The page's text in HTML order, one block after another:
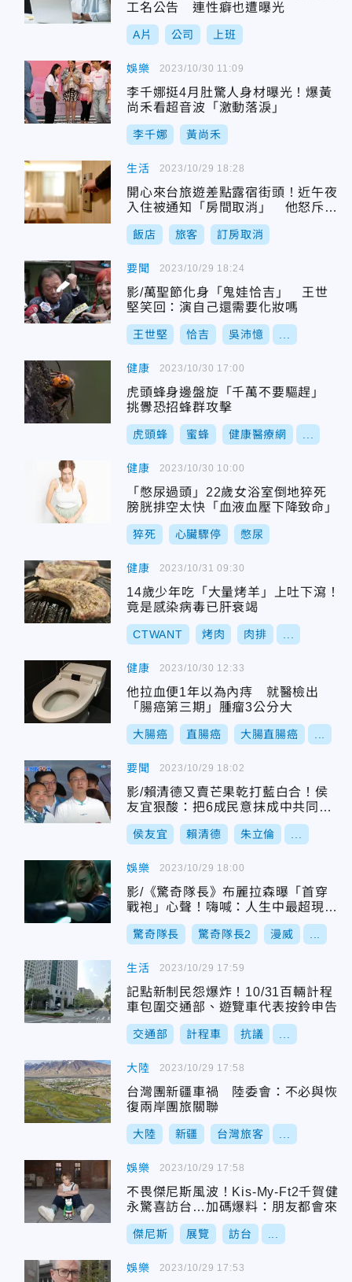
工名公告 連性癖也遭曝光
A片 公司 上班
娛樂
李千娜挺4月肚驚人身材曝光！爆黃
尚禾看超音波「激動落淚」
李千娜 黃尚禾
2023/10/30 11:09
生活
開心來台旅遊差點露宿街頭！近午夜
入住被通知「房間取消」 他怒斥飯
店不負責任
飯店 旅客 訂房取消
2023/10/29 18:28
要聞
影/萬聖節化身「鬼娃恰吉」 王世
堅笑回：演自己還需要化妝嗎
王世堅 恰吉 吳沛憶
2023/10/29 18:24
健康
虎頭蜂身邊盤旋「千萬不要驅趕」
挑釁恐招蜂群攻擊
虎頭蜂 蜜蜂 健康醫療網
2023/10/30 17:00
健康
「憋尿過頭」22歲女浴室倒地猝死
膀胱排空太快「血液血壓下降致命」
猝死 心臟驟停 憋尿
2023/10/30 10:00
健康
14歲少年吃「大量烤羊」上吐下瀉！
竟是感染病毒已肝衰竭
CTWANT 烤肉 肉排
2023/10/31 09:30
健康
他拉血便1年以為內痔 就醫檢出
「腸癌第三期」腫瘤3公分大
大腸癌 直腸癌 大腸直腸癌
2023/10/30 12:33
要聞
影/賴清德又賣芒果乾打藍白合！侯
友宜狠酸：把6成民意抹成中共同路
人
侯友宜 賴清德 朱立倫
2023/10/29 18:02
娛樂
影/《驚奇隊長》布麗拉森曝「首穿
戰袍」心聲！嗨喊：人生中最超現實
經驗
驚奇隊長 驚奇隊長2 漫威
2023/10/29 18:00
生活
記點新制民怨爆炸！10/31百輛計程
車包圍交通部、遊覽車代表按鈴申告
交通部 計程車 抗議
2023/10/29 17:59
大陸
台灣團新疆車禍 陸委會：不必與恢
復兩岸團旅關聯
大陸 新疆 台灣旅客
2023/10/29 17:58
娛樂
不畏傑尼斯風波！Kis-My-Ft2千賀健
永驚喜訪台…加碼爆料：朋友都會來
傑尼斯 展覽 訪台
2023/10/29 17:58
娛樂 2023/10/29 17:53